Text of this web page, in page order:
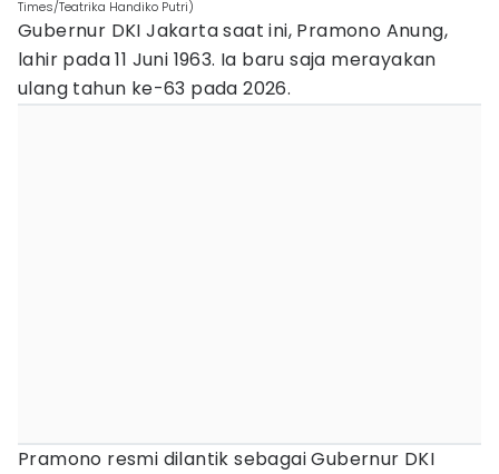
Times/Teatrika Handiko Putri)
Gubernur DKI Jakarta saat ini, Pramono Anung,
lahir pada 11 Juni 1963. Ia baru saja merayakan
ulang tahun ke-63 pada 2026.
Pramono resmi dilantik sebagai Gubernur DKI